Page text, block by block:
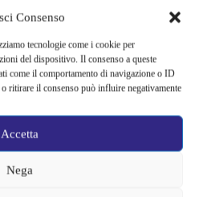
Consenso
tecnologie come i cookie per
del dispositivo. Il consenso a queste
come il comportamento di navigazione o ID
ritirare il consenso può influire negativamente
Accetta
Nega
alle 18.00
Aldo Aniasi)